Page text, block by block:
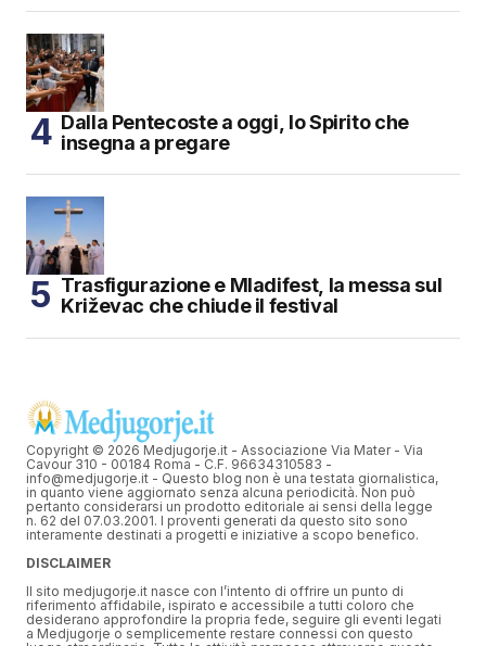
Dalla Pentecoste a oggi, lo Spirito che
insegna a pregare
Trasfigurazione e Mladifest, la messa sul
Križevac che chiude il festival
Copyright © 2026 Medjugorje.it - Associazione Via Mater - Via
Cavour 310 - 00184 Roma - C.F. 96634310583 -
info@medjugorje.it - Questo blog non è una testata giornalistica,
in quanto viene aggiornato senza alcuna periodicità. Non può
pertanto considerarsi un prodotto editoriale ai sensi della legge
n. 62 del 07.03.2001. I proventi generati da questo sito sono
interamente destinati a progetti e iniziative a scopo benefico.
DISCLAIMER
Il sito medjugorje.it nasce con l’intento di offrire un punto di
riferimento affidabile, ispirato e accessibile a tutti coloro che
desiderano approfondire la propria fede, seguire gli eventi legati
a Medjugorje o semplicemente restare connessi con questo